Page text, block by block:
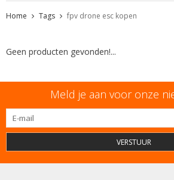
Home Tags fpv drone esc kopen
Geen producten gevonden!...
Meld je aan voor onze
VERSTUUR